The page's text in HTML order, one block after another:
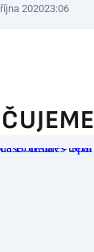
202023:06